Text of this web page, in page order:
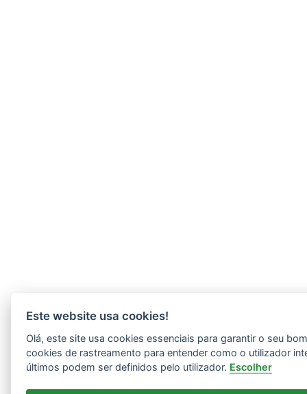
Este website usa cookies!
Olá, este site usa cookies essenciais para garantir o seu
cookies de rastreamento para entender como o utilizador
últimos podem ser definidos pelo utilizador. Escolher